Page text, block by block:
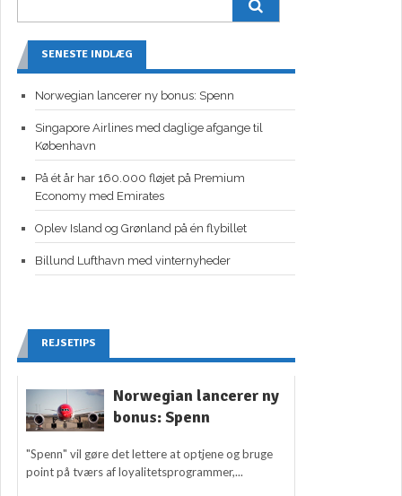
SENESTE INDLÆG
Norwegian lancerer ny bonus: Spenn
Singapore Airlines med daglige afgange til
København
På ét år har 160.000 fløjet på Premium
Economy med Emirates
Oplev Island og Grønland på én flybillet
Billund Lufthavn med vinternyheder
REJSETIPS
Norwegian lancerer ny
bonus: Spenn
"Spenn" vil gøre det lettere at optjene og bruge
point på tværs af loyalitetsprogrammer,...